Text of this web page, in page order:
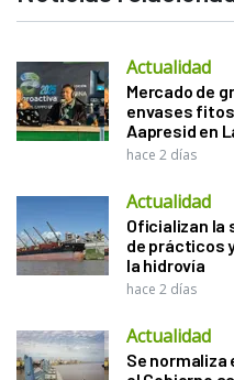
Actualidad
Mercado de
envases
Aapresid en
hace 2 días
Actualidad
Oficializan la
de prácticos
la hidrovía
hace 2 días
Actualidad
Se normaliza